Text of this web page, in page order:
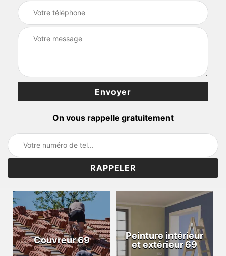
On vous rappelle gratuitement
Couvreur 69
Peinture intérieur
et extérieur 69